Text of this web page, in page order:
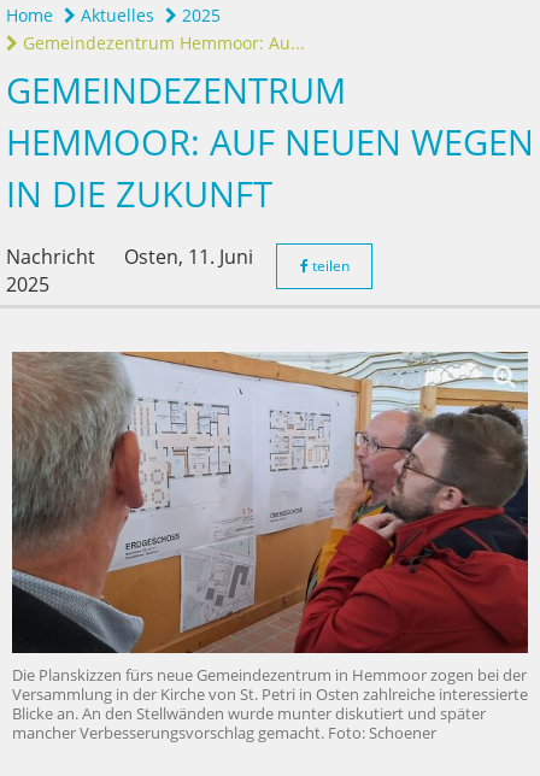
Home Aktuelles
2025
Gemeindezentrum Hemmoor: Au...
GEMEINDEZENTRUM
HEMMOOR: AUF NEUEN WEGEN
IN DIE ZUKUNFT
Nachricht Osten, 11. Juni
2025
teilen
Die Planskizzen fürs neue Gemeindezentrum in Hemmoor zogen bei der
Versammlung in der Kirche von St. Petri in Osten zahlreiche interessierte
Blicke an. An den Stellwänden wurde munter diskutiert und später
mancher Verbesserungsvorschlag gemacht. Foto: Schoener